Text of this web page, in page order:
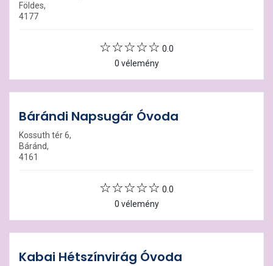
Földes,
4177
0.0
0 vélemény
Bárándi Napsugár Óvoda
Kossuth tér 6,
Báránd,
4161
0.0
0 vélemény
Kabai Hétszínvirág Óvoda